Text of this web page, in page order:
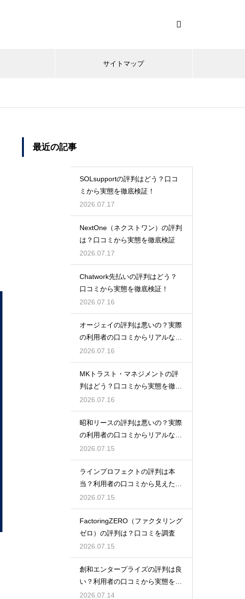
サイトマップ
最近の記事
SOLsupportの評判はどう？口コ
ミから実態を徹底検証！
2026.07.17
NextOne（ネクストワン）の評判
は？口コミから実態を徹底検証
2026.07.17
Chatwork先払いの評判はどう？
口コミから実態を徹底検証！
2026.07.16
オージェイの評判は悪いの？実際
の利用者の口コミからリアルな実
態検証
2026.07.16
MKトラスト・マネジメントの評
判はどう？口コミから実態を徹底
検証！
2026.07.16
昭和リースの評判は悪いの？実際
の利用者の口コミからリアルな実
態検証
2026.07.15
ラインプロフェクトの評判は本
当？利用者の口コミから見えた実
態検証
2026.07.15
FactoringZERO（ファクタリング
ゼロ）の評判は？口コミを調査
2026.07.15
創和エンタープライズの評判は良
い？利用者の口コミから実態を徹
底解説
2026.07.14